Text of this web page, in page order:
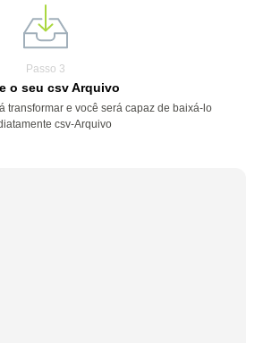
Passo 3
o seu csv Arquivo
transformar e você será capaz de baixá-lo
csv-Arquivo